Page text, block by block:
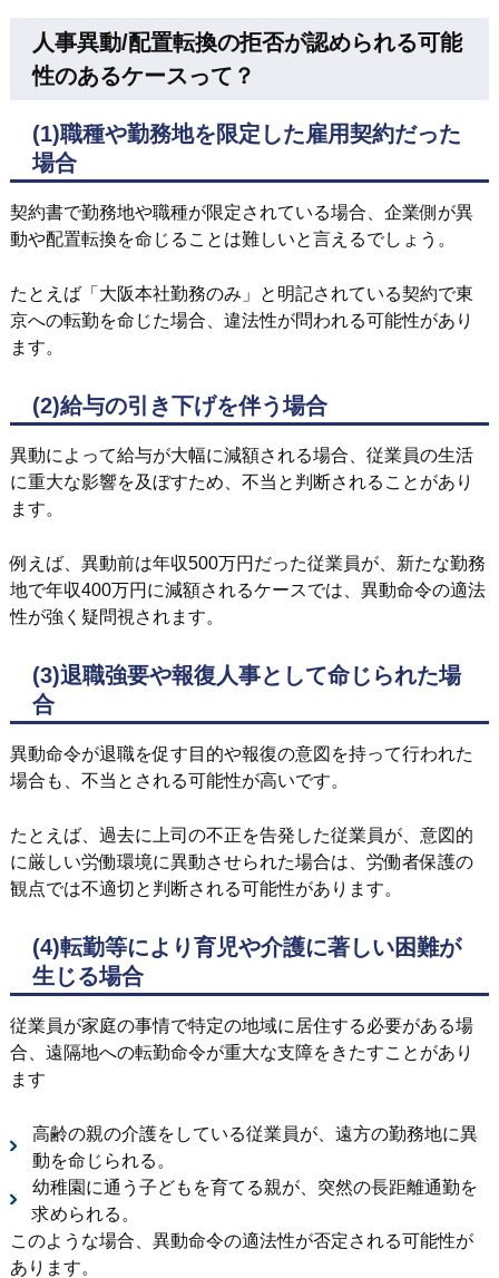
人事異動/配置転換の拒否が認められる可能
性のあるケースって？
(1)職種や勤務地を限定した雇用契約だった
場合
契約書で勤務地や職種が限定されている場合、企業側が異
動や配置転換を命じることは難しいと言えるでしょう。
たとえば「大阪本社勤務のみ」と明記されている契約で東
京への転勤を命じた場合、違法性が問われる可能性があり
ます。
(2)給与の引き下げを伴う場合
異動によって給与が大幅に減額される場合、従業員の生活
に重大な影響を及ぼすため、不当と判断されることがあり
ます。
例えば、異動前は年収500万円だった従業員が、新たな勤務
地で年収400万円に減額されるケースでは、異動命令の適法
性が強く疑問視されます。
(3)退職強要や報復人事として命じられた場
合
異動命令が退職を促す目的や報復の意図を持って行われた
場合も、不当とされる可能性が高いです。
たとえば、過去に上司の不正を告発した従業員が、意図的
に厳しい労働環境に異動させられた場合は、労働者保護の
観点では不適切と判断される可能性があります。
(4)転勤等により育児や介護に著しい困難が
生じる場合
従業員が家庭の事情で特定の地域に居住する必要がある場
合、遠隔地への転勤命令が重大な支障をきたすことがあり
ます
高齢の親の介護をしている従業員が、遠方の勤務地に異
動を命じられる。
幼稚園に通う子どもを育てる親が、突然の長距離通勤を
求められる。
このような場合、異動命令の適法性が否定される可能性が
あります。